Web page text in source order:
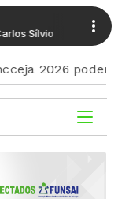
Sílvio Paiaiá na
2026 podem